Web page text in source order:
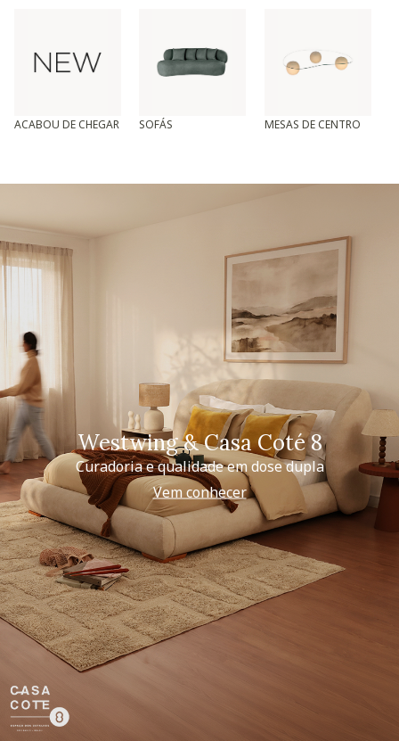
ACABOU DE CHEGAR SOFÁS MESAS DE CENTRO
Westwing & Casa Coté 8
Curadoria e qualidade em dose dupla
Vem conhecer